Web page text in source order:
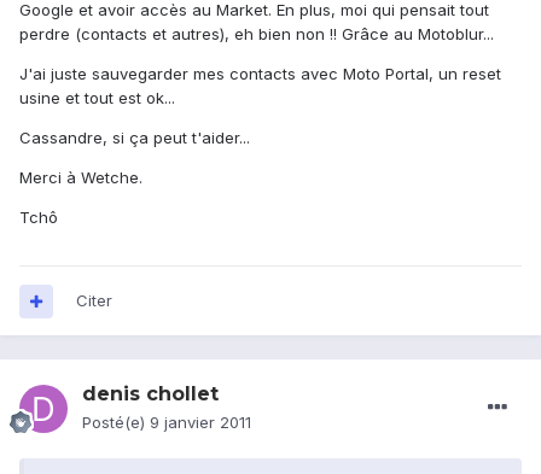
Google et avoir accès au Market. En plus, moi qui pensait tout
perdre (contacts et autres), eh bien non !! Grâce au Motoblur...
J'ai juste sauvegarder mes contacts avec Moto Portal, un reset
usine et tout est ok...
Cassandre, si ça peut t'aider...
Merci à Wetche.
Tchô
Citer
denis chollet
Posté(e) 9 janvier 2011